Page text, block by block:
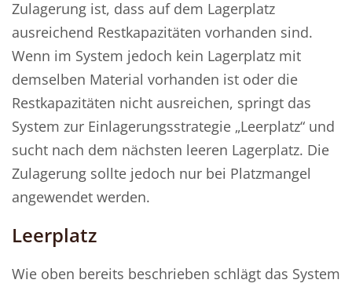
Zulagerung ist, dass auf dem Lagerplatz
ausreichend Restkapazitäten vorhanden sind.
Wenn im System jedoch kein Lagerplatz mit
demselben Material vorhanden ist oder die
Restkapazitäten nicht ausreichen, springt das
System zur Einlagerungsstrategie „Leerplatz“ und
sucht nach dem nächsten leeren Lagerplatz. Die
Zulagerung sollte jedoch nur bei Platzmangel
angewendet werden.
Leerplatz
Wie oben bereits beschrieben schlägt das System